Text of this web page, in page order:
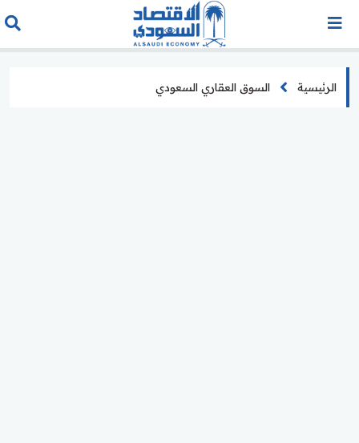
الرئيسية السوق العقاري السعودي